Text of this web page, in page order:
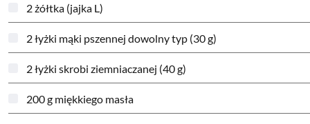
2 żółtka (jajka L)
2 łyżki mąki pszennej dowolny typ (30 g)
2 łyżki skrobi ziemniaczanej (40 g)
200 g miękkiego masła